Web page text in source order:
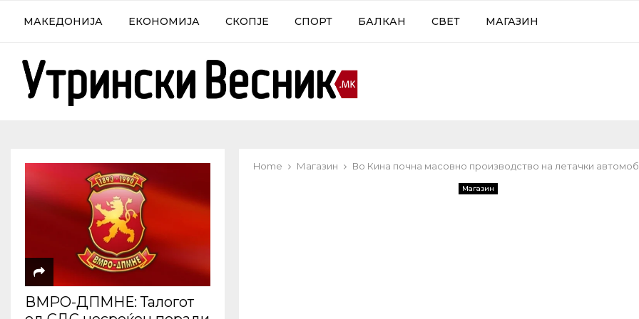
МАКЕДОНИЈА ЕКОНОМИЈА СКОПЈЕ СПОРТ БАЛКАН СВЕТ МАГАЗИН
Home Магазин Во Кина почна масовно производство на летачки
Магазин
ВМРО-ДПМНЕ: Талогот